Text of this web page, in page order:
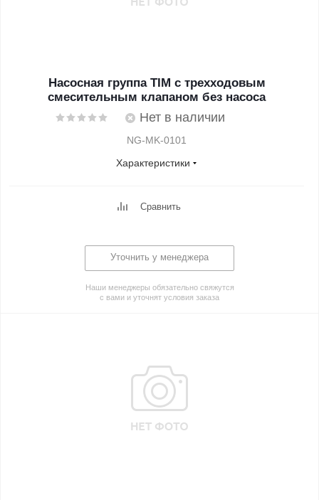
Насосная группа TIM с трехходовым
смесительным клапаном без насоса
Нет в наличии
NG-MK-0101
Характеристики
Сравнить
Уточнить у менеджера
Наши менеджеры обязательно свяжутся
с вами и уточнят условия заказа